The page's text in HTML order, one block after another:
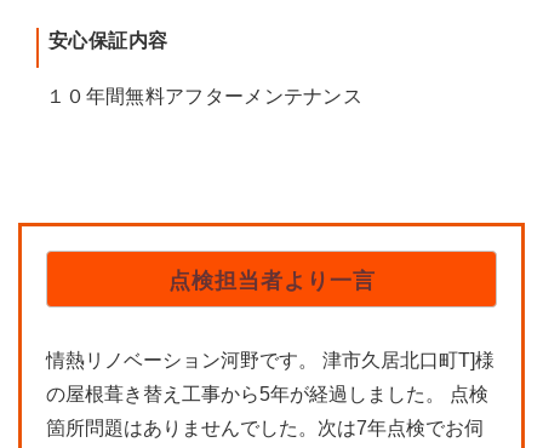
安心保証内容
１０年間無料アフターメンテナンス
点検担当者より一言
情熱リノベーション河野です。 津市久居北口町T]様
の屋根葺き替え工事から5年が経過しました。 点検
箇所問題はありませんでした。次は7年点検でお伺